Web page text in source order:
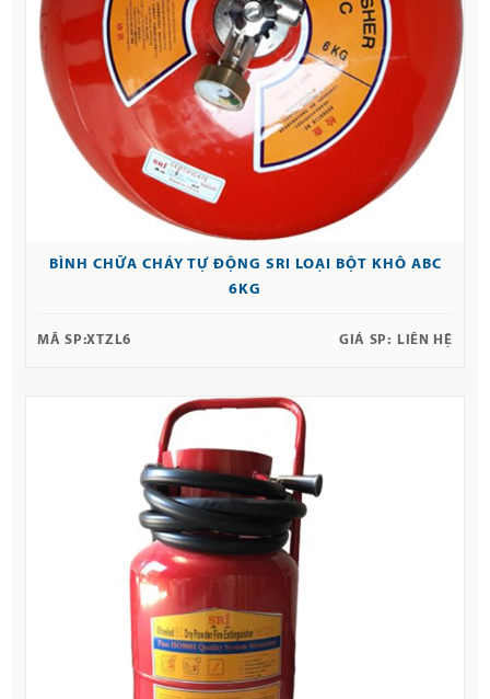
BÌNH CHỮA CHÁY TỰ ĐỘNG SRI LOẠI BỘT KHÔ ABC
6KG
MÃ SP:XTZL6 GIÁ SP: LIÊN HỆ